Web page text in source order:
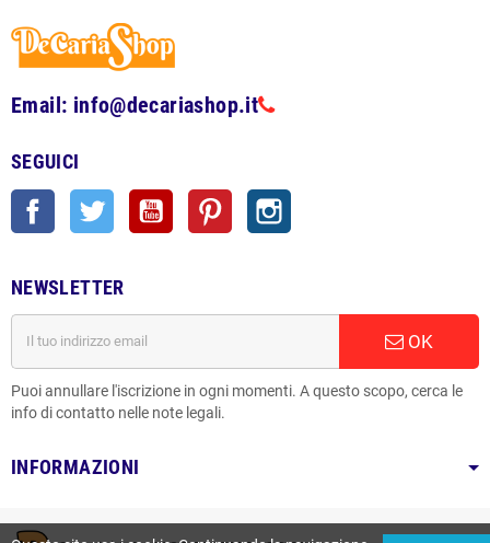
Email: info@decariashop.it
SEGUICI
Facebook Twitter YouTube Pinterest
NEWSLETTER
OK
Puoi annullare l'iscrizione in ogni momenti. A questo scopo, cerca le
info di contatto nelle note legali.
INFORMAZIONI